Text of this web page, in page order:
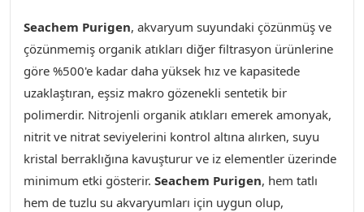
Seachem Purigen, akvaryum suyundaki çözünmüş ve
çözünmemiş organik atıkları diğer filtrasyon ürünlerine
göre %500'e kadar daha yüksek hız ve kapasitede
uzaklaştıran, eşsiz makro gözenekli sentetik bir
polimerdir. Nitrojenli organik atıkları emerek amonyak,
nitrit ve nitrat seviyelerini kontrol altına alırken, suyu
kristal berraklığına kavuşturur ve iz elementler üzerinde
minimum etki gösterir. Seachem Purigen, hem tatlı
hem de tuzlu su akvaryumları için uygun olup,